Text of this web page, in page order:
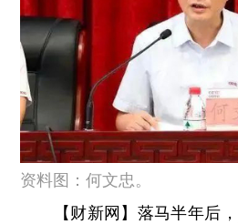
资料图：何文忠。
【财新网】 落马半年后，